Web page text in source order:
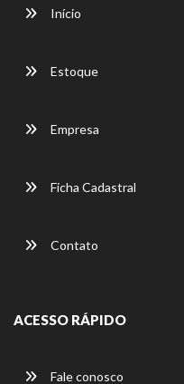
Início
Estoque
Empresa
Ficha Cadastral
Contato
ACESSO RÁPIDO
Fale conosco